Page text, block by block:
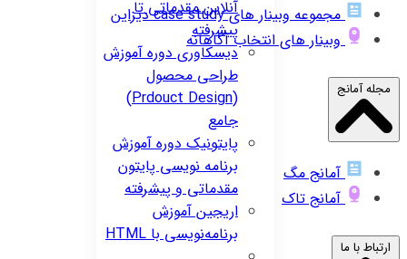
آنلاین مقدماتی تا
پیشرفته
دیسکاوریدوره آموزش
طراحی محصول
(Prdouct Design)
جامع
پایتونیکدوره آموزش
برنامه نویسی پایتون
مقدماتی و پیشرفته
اریجینآموزش
برنامه‌نویسی با HTML
مجموعه وبینار های case study دیزاین
وبینار های انتخاب آگاهانه
مجله آمانج
آمانج مگ
آمانج تاک
ارتباط با ما